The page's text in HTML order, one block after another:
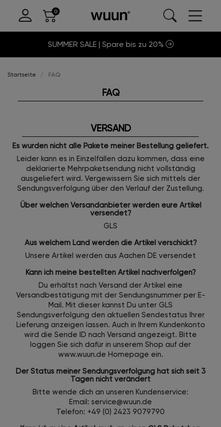
SUMMER SALE | Spare bis zu 20%
Startseite FAQ
FAQ
VERSAND
Es wurden nicht alle Pakete meiner Bestellung geliefert.
Leider kann es in Einzelfällen dazu kommen, dass eine
deklarierte Mehrpaketsendung nicht vollständig
ausgeliefert wird. Vergewissern Sie sich mittels der
Sendungsverfolgung über den Verlauf der Zustellung.
Über welchen Versandanbieter werden eure Artikel
versendet?
GLS
Aus welchem Land werden die Artikel verschickt?
Unsere Artikel werden aus Aachen DE versendet
Kann ich meine bestellten Artikel nachverfolgen?
Du erhältst nach Versand der Artikel eine
Versandbestätigung mit der Sendungsnummer per E-
Mail. Mit dieser kannst Du unter GLS
Sendungsverfolgung den aktuellen Sendestatus Ihrer
Lieferung anzeigen lassen. Auch in Ihrem Kundenkonto
wird die Sende ID nach Versand angezeigt. Bitte
loggen Sie sich dafür in unserem Shop auf der
www.wuun.de Homepage ein.
Der Status meiner Sendungsverfolgung hat sich seit 3
Tagen nicht verändert
Bitte wende dich an unseren Kundenservice:
Email: service@wuun.de
Telefon: +49 (0) 2423 9079790